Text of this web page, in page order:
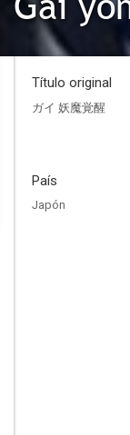
Título original
ガイ 妖魔覚醒
País
Japón